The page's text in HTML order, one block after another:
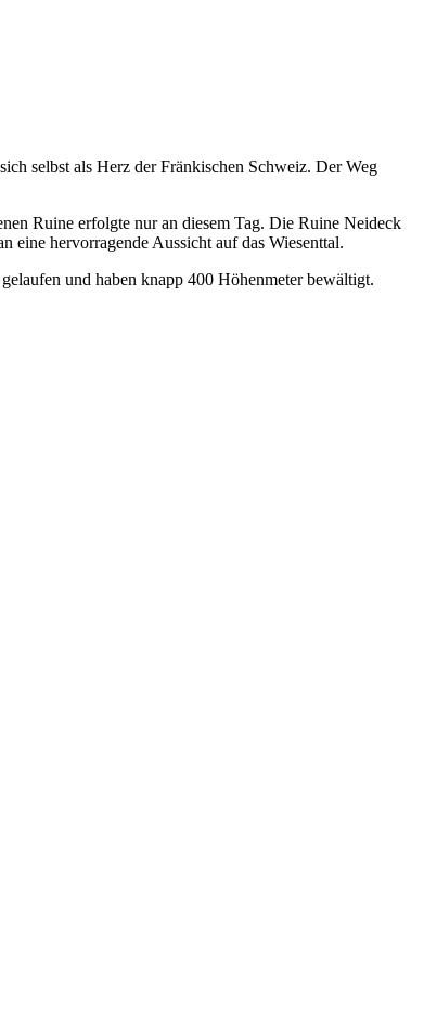
selbst als Herz der Fränkischen Schweiz. Der Weg
Ruine erfolgte nur an diesem Tag. Die Ruine Neideck
eine hervorragende Aussicht auf das Wiesenttal.
und haben knapp 400 Höhenmeter bewältigt.